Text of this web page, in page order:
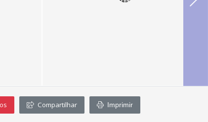
Compartilhar Imprimir